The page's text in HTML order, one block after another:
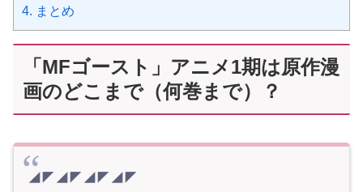
4. まとめ
「MFゴースト」アニメ1期は原作漫
画のどこまで（何巻まで）？
◢◤◢◤◢◤◢◤